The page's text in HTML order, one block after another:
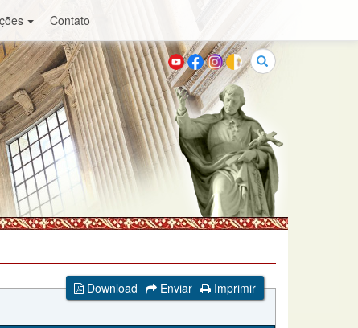
Contato
Buscar
Download Enviar
Imprimir